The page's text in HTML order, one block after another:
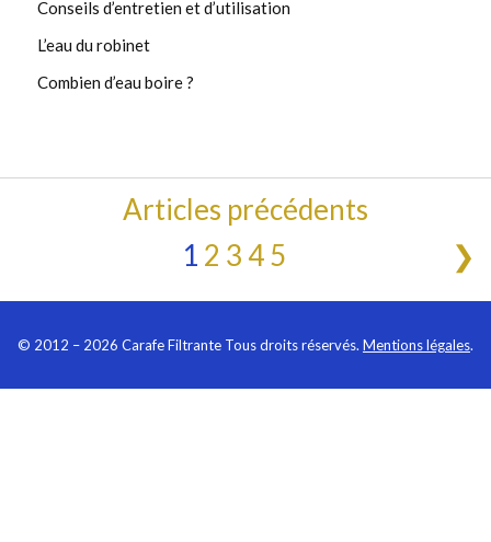
Conseils d’entretien et d’utilisation
L’eau du robinet
Combien d’eau boire ?
Articles précédents
1 2 34 5 ❯
© 2012 – 2026 Carafe Filtrante Tous droits réservés. Mentions légales.